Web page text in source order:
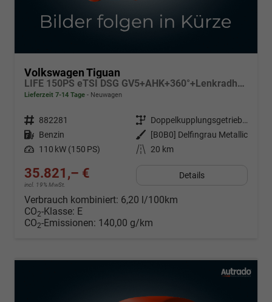
Volkswagen Tiguan
LIFE 150PS eTSI DSG GV5+AHK+360°+Lenkradheiz+IQ.Drive+ACC+App+eHeck+LED
Lieferzeit 7-14 Tage Neuwagen
Fahrzeugnr. 882281 Getriebe
Doppelkupplungsgetriebe (DSG)
Kraftstoff Benzin Außenfarbe
[B0B0] Delfingrau Metallic
Leistung 110 kW (150 PS) Kilometerstand 20 km
35.821,– €
incl. 19% MwSt.
Details
Verbrauch kombiniert: 6,20 l/100km
CO2-Klasse: E
CO2-Emissionen: 140,00 g/km